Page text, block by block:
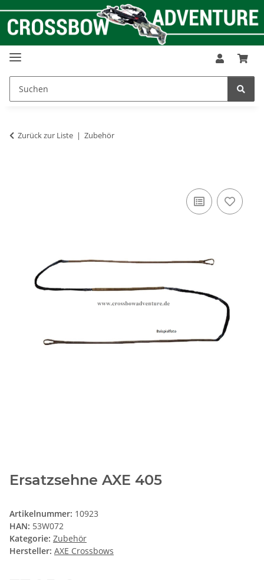
Zurück zur Liste Zubehör
Ersatzsehne AXE 405
Artikelnummer: 10923
HAN: 53W072
Kategorie: Zubehör
Hersteller: AXE Crossbows